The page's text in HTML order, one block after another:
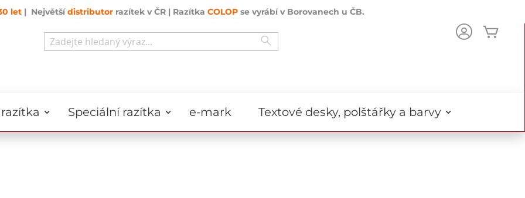
let | Největšídistributor razítek v ČR | Razítka COLOP se vyrábí v Borovanech u ČB.
Speciální razítka e-mark Textové desky, polštářky a barvy